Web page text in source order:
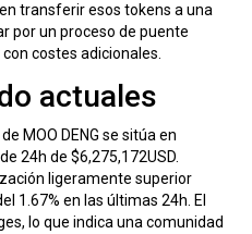
transferir esos tokens a una
por un proceso de puente
costes adicionales.
actuales
MOO DENG se sitúa en
24h de $6,275,172USD.
ligeramente superior
1.67% en las últimas 24h. El
lo que indica una comunidad